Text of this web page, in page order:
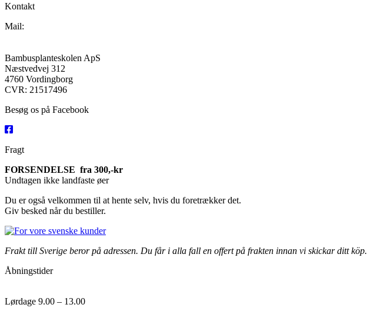
Kontakt
Mail:
Bambusplanteskolen ApS
Næstvedvej 312
4760 Vordingborg
CVR: 21517496
Besøg os på Facebook
Fragt
FORSENDELSE fra 300,-kr
Undtagen ikke landfaste øer
Du er også velkommen til at hente selv, hvis du foretrækker det.
Giv besked når du bestiller.
Frakt till Sverige beror på adressen. Du får i alla fall en offert på frakten innan vi skickar ditt köp.
Åbningstider
Lørdage 9.00 – 13.00